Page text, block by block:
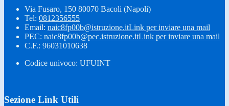
Via Fusaro, 150 80070 Bacoli (Napoli)
Tel: 0812356555
Email: naic8fp00b@istruzione.itLink per inviare una mail
PEC: naic8fp00b@pec.istruzione.itLink per inviare una mail
C.F.: 96031010638
Codice univoco: UFUINT
Sezione Link Utili